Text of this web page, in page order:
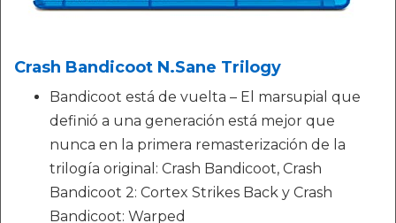
Crash Bandicoot N.Sane Trilogy
Bandicoot está de vuelta – El marsupial que
definió a una generación está mejor que
nunca en la primera remasterización de la
trilogía original: Crash Bandicoot, Crash
Bandicoot 2: Cortex Strikes Back y Crash
Bandicoot: Warped